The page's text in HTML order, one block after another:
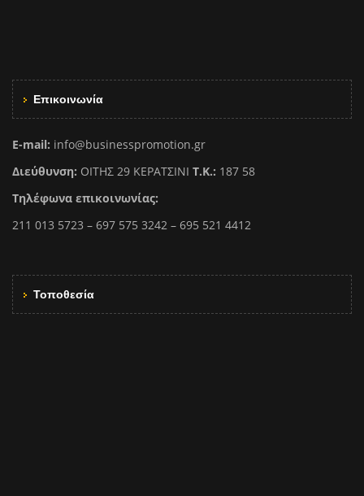
Επικοινωνία
E-mail: info@businesspromotion.gr
Διεύθυνση: ΟΙΤΗΣ 29 ΚΕΡΑΤΣΙΝΙ Τ.Κ.: 187 58
Τηλέφωνα επικοινωνίας:
211 013 5723 – 697 575 3242 – 695 521 4412
Τοποθεσία